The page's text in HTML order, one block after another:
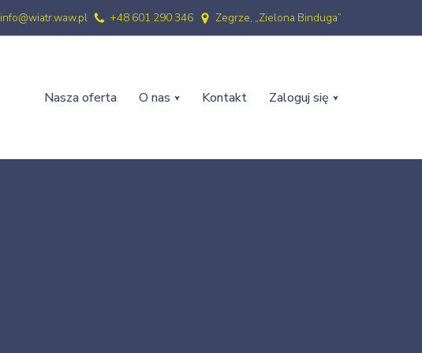
info@wiatr.waw.pl +48 601 290 346 Zegrze, „Zielona Binduga”
Nasza oferta O nas Kontakt Zaloguj się